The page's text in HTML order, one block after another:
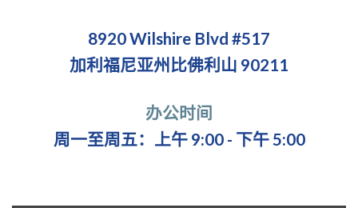
8920 Wilshire Blvd #517
加利福尼亚州比佛利山 90211
办公时间
周一至周五：上午 9:00 - 下午 5:00